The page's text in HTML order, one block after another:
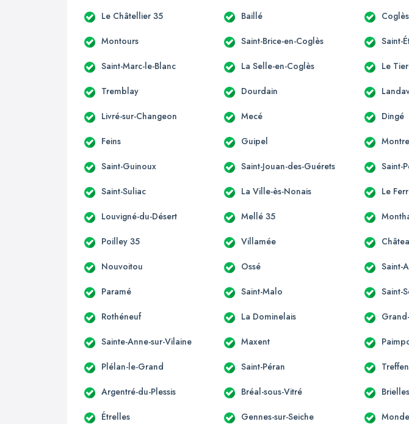
Le Châtellier 35 Baillé Coglès
Montours Saint-Brice-en-Coglès Saint-
Saint-Marc-le-Blanc La Selle-en-Coglès Le
Tremblay Dourdain
Livré-sur-Changeon Mecé Dingé
Feins Guipel
Saint-Guinoux Saint-Jouan-des-Guérets Saint-
Saint-Suliac La Ville-ès-Nonais Le
Louvigné-du-Désert Mellé 35
Poilley 35 Villamée
Nouvoitou Ossé Saint-
Paramé Saint-Malo Saint-
Rothéneuf La Dominelais
Sainte-Anne-sur-Vilaine Maxent
Plélan-le-Grand Saint-Péran
Argentré-du-Plessis Bréal-sous-Vitré Brielles
Étrelles Gennes-sur-Seiche